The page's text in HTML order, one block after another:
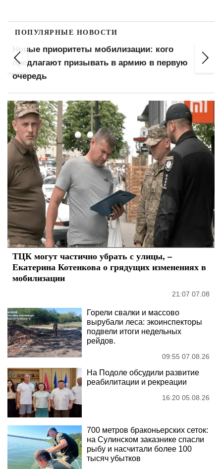
ПОПУЛЯРНЫЕ НОВОСТИ
мобилизации: кого
призывать в армию в первую
Полиция
имеют ли
ТЦК могут частично убрать с улицы, –
Екатерина Котенкова о грядущих изменениях в
мобилизации
21:07 07.08
Горели свалки и массово
вырубали леса: экоинспекторы
подвели итоги недельных
рейдов.
09:55 07.08.26
На Подоле обсудили развитие
реабилитации и рекреации
16:20 05.08.26
700 метров браконьерских сеток:
на Сулинском заказнике спасли
рыбу и насчитали более 100
тысяч убытков